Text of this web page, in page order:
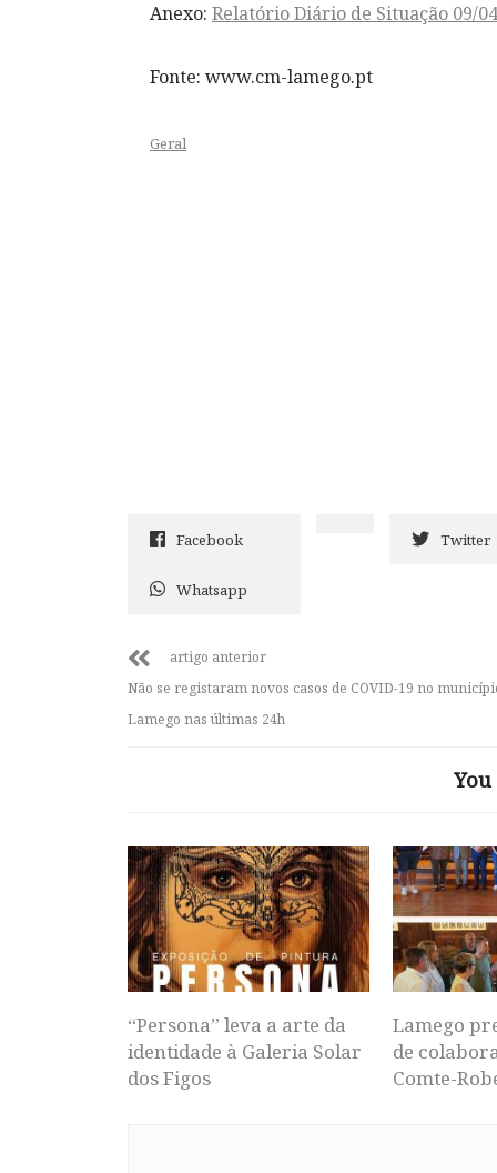
Anexo: Relatório Diário de Situação 09/
Fonte: www.cm-lamego.pt
Geral
Facebook Twitter
Whatsapp
artigo anterior
Não se registaram novos casos de COVID-19 no
Lamego nas últimas 24h
“Persona” leva a arte da
identidade à Galeria Solar
dos Figos
Lamego
de
Comte-